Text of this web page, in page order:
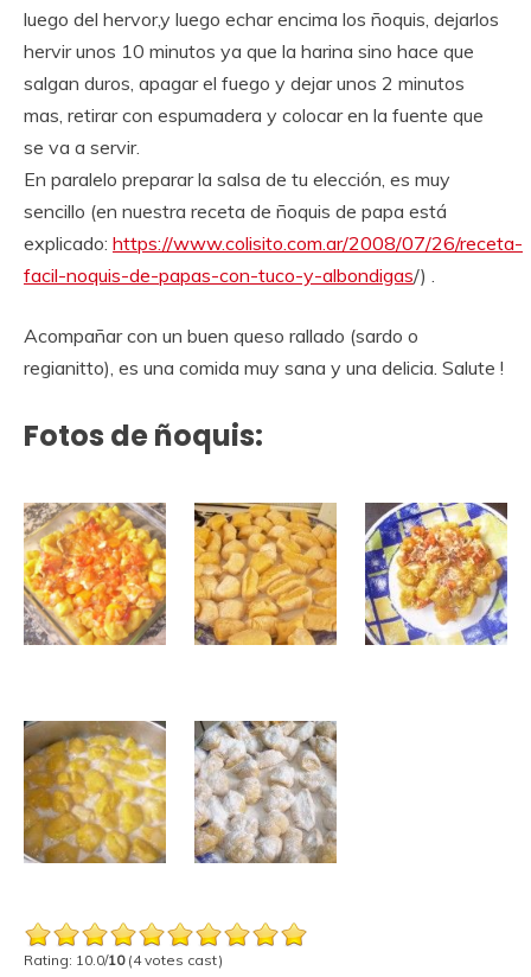
luego del hervor,y luego echar encima los ñoquis, dejarlos
hervir unos 10 minutos ya que la harina sino hace que
salgan duros, apagar el fuego y dejar unos 2 minutos
mas, retirar con espumadera y colocar en la fuente que
se va a servir.
En paralelo preparar la salsa de tu elección, es muy
sencillo (en nuestra receta de ñoquis de papa está
explicado: https://www.colisito.com.ar/2008/07/26/receta-
facil-noquis-de-papas-con-tuco-y-albondigas/) .
Acompañar con un buen queso rallado (sardo o
regianitto), es una comida muy sana y una delicia. Salute !
Fotos de ñoquis:
Rating: 10.0/10(4 votes cast)